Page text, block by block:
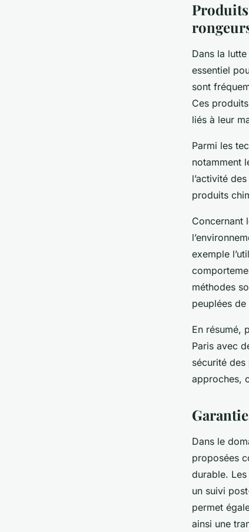
Dans la
essentiel
sont
Ces
liés à leur
Parmi les
notamment
l’activité
produits
Concernant
exemple
méthodes
peuplées de
En résumé,
Paris avec
sécurité
approches,
Dans le
proposées
durable.
un suivi
permet
ainsi une